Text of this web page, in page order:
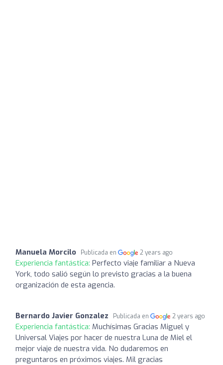
Manuela Morcilo Publicada en 2 years ago
Experiencia fantástica: Perfecto viaje familiar a Nueva
York, todo salió según lo previsto gracias a la buena
organización de esta agencia.
Bernardo Javier Gonzalez Publicada en 2 years ago
Experiencia fantástica: Muchísimas Gracias Miguel y
Universal Viajes por hacer de nuestra Luna de Miel el
mejor viaje de nuestra vida. No dudaremos en
preguntaros en próximos viajes. Mil gracias